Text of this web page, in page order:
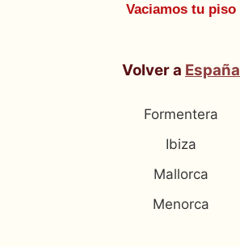
Vaciamos tu piso
Volver a España
Formentera
Ibiza
Mallorca
Menorca